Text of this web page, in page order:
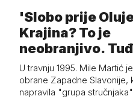
'Slobo prije
Krajina? To je
neobranjivo.
zvao Krivousti'
U travnju 1995. Mile Martić
obrane Zapadne Slavonije,
napravila "grupa